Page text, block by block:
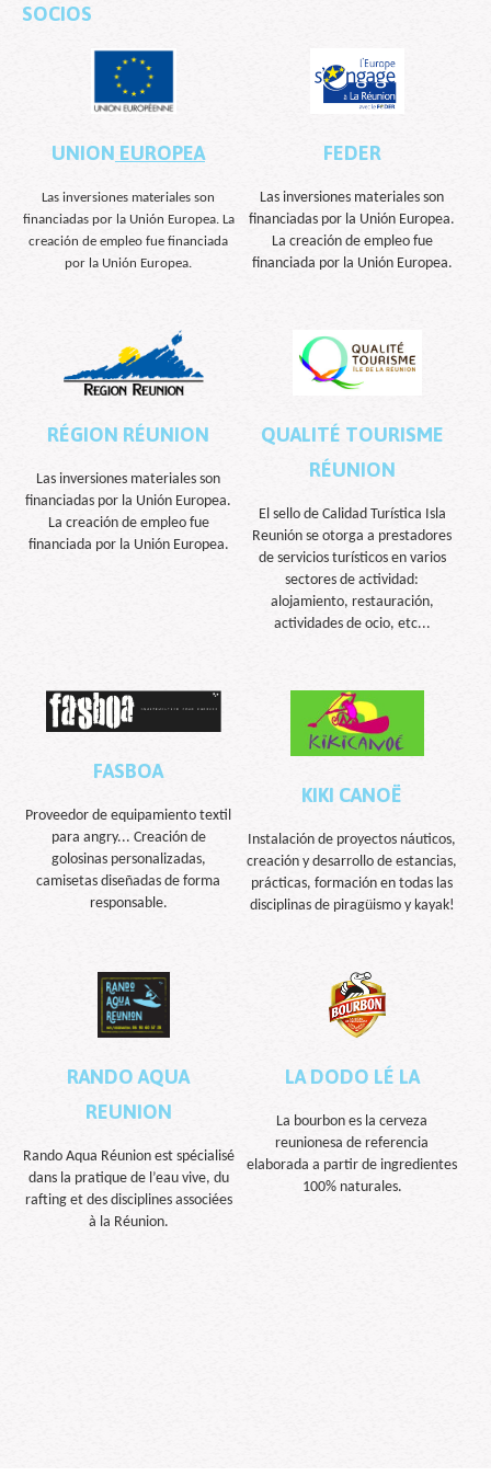
SOCIOS
UNION EUROPEA
Las inversiones materiales son
financiadas por la Unión Europea. La
creación de empleo fue financiada
por la Unión Europea.
FEDER
Las inversiones materiales son
financiadas por la Unión Europea.
La creación de empleo fue
financiada por la Unión Europea.
RÉGION RÉUNION
Las inversiones materiales son
financiadas por la Unión Europea.
La creación de empleo fue
financiada por la Unión Europea.
QUALITÉ TOURISME
RÉUNION
El sello de Calidad Turística Isla
Reunión se otorga a prestadores
de servicios turísticos en varios
sectores de actividad:
alojamiento, restauración,
actividades de ocio, etc...
FASBOA
Proveedor de equipamiento textil
para angry... Creación de
golosinas personalizadas,
camisetas diseñadas de forma
responsable.
KIKI CANOË
Instalación de proyectos náuticos,
creación y desarrollo de estancias,
prácticas, formación en todas las
disciplinas de piragüismo y kayak!
RANDO AQUA
REUNION
Rando Aqua Réunion est spécialisé
dans la pratique de l’eau vive, du
rafting et des disciplines associées
à la Réunion.
LA DODO LÉ LA
La bourbon es la cerveza
reunionesa de referencia
elaborada a partir de ingredientes
100% naturales.